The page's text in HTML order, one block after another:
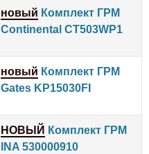
новый Комплект ГРМ
Continental CT503WP1
новый Комплект ГРМ
Gates KP15030FI
НОВЫЙ Комплект ГРМ
INA 530000910